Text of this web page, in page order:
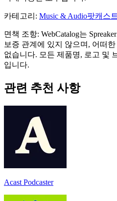
카테고리 : Music & Audio팟캐스
면책 조항: WebCatalog는
보증 관계에 있지 않으며, 어떠
없습니다. 모든 제품명, 로고 및
입니다.
관련 추천 사항
Acast Podcaster